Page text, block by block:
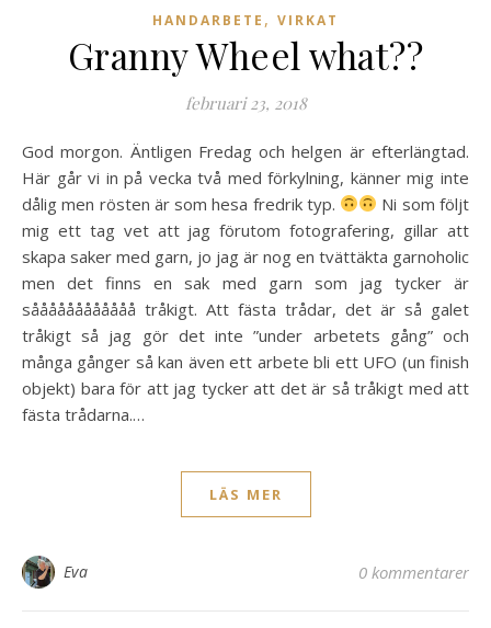
HANDARBETE , VIRKAT
Granny Wheel what??
februari 23, 2018
God morgon. Äntligen Fredag och helgen är efterlängtad.
Här går vi in på vecka två med förkylning, känner mig inte
dålig men rösten är som hesa fredrik typ.
Ni som följt
mig ett tag vet att jag förutom fotografering, gillar att
skapa saker med garn, jo jag är nog en tvättäkta garnoholic
men det finns en sak med garn som jag tycker är
såååååååååååå tråkigt. Att fästa trådar, det är så galet
tråkigt så jag gör det inte ”under arbetets gång” och
många gånger så kan även ett arbete bli ett UFO (un finish
objekt) bara för att jag tycker att det är så tråkigt med att
fästa trådarna.…
LÄS MER
Eva 0 kommentarer